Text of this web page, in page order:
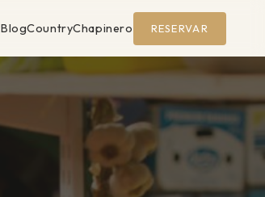
BlogCountryChapinero RESERVAR